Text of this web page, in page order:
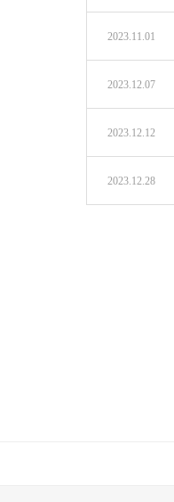
2023.11.01
2023.12.07
2023.12.12
2023.12.28